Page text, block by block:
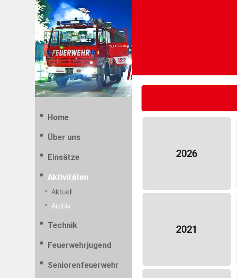
Home
Über uns
Einsätze
Aktivitäten
Aktuell
Archiv
Technik
Feuerwehrjugend
Seniorenfeuerwehr
2026
2021